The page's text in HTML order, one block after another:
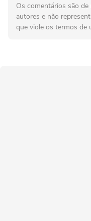
Os comentários são de
autores e não
que viole os termos de